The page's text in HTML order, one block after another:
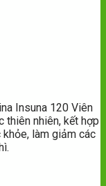
Insuna 120 Viên
thiên nhiên, kết hợp
làm giảm các